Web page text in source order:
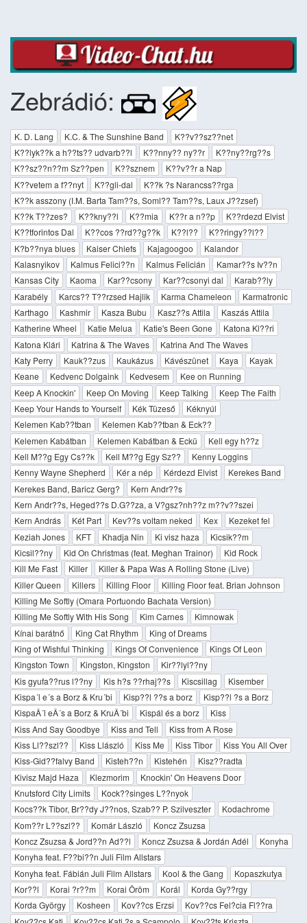
Zebrádió:
K. D. Lang K.C. & The Sunshine Band
K??v??sz??net
K??lyk??k a h??ts?? udvarb??l
K??nny?? ny??r
K??ny??rg??s
K??sz??n??m Sz??pen
K??sznem
K??v??r a Nap
K??vetem a f??nyt
K??gli-dal
K??k ?s Narancss??rga
K??k asszony (I.M. Barta Tam??s, Soml?? Tam??s, Laux J??zsef)
K??k T??zes?
K??kny??l K??mia K??r a n??p
K??rdezd Elvist
K??tforintos Dal
K??cos ??rd??g??k K??l??
K??ringy??l??
K?b??nya blues
Kaiser Chiefs Kajagoogoo
Kalandor
Kalasnyikov
Kalmus Felici??n Kalmus Felicián
Kamar??s Iv??n
Kansas City
Kaoma Kar??csony Kar??csonyi dal
Karab??ly
Karabély
Karcs?? T??rzsed Hajlik Karma Chameleon
Karmatronic
Karthago
Kashmir Kasza Bubu Kasz??s Attila
Kaszás Attila
Katherine Wheel
Katie Melua Katie's Been Gone
Katona Kl??ri
Katona Klári
Katrina & The Waves
Katrina And The Waves
Katy Perry
Kauk??zus Kaukázus Kávészünet Kaya
Kayak
Keane
Kedvenc Dolgaink Kedvesem
Kee on Running
Keep A Knockin'
Keep On Moving Keep Talking
Keep The Faith
Keep Your Hands to Yourself
Kék Tüzeső
Kéknyúl
Kelemen Kab??tban
Kelemen Kab??tban & Eck??
Kelemen Kabátban
Kelemen Kabátban & Eckü
Kell egy h??z
Kell M??g Egy Cs??k
Kell M??g Egy Sz??
Kenny Loggins
Kenny Wayne Shepherd
Kér a nép Kérdezd Elvist
Kerekes Band
Kerekes Band, Baricz Gerg?
Kern Andr??s
Kern Andr??s, Heged??s D.G??za, a V?­gsz?­nh??z m??v??szei
Kern András
Két Part Kev??s voltam neked Kex
Kezeket fel
Keziah Jones
KFT Khadja Nin Ki visz haza
Kicsik??m
Kicsil??ny
Kid On Christmas (feat. Meghan Trainor)
Kid Rock
Kill Me Fast
Killer
Killer & Papa Was A Rolling Stone (Live)
Killer Queen
Killers Killing Floor
Killing Floor feat. Brian Johnson
Killing Me Softly (Omara Portuondo Bachata Version)
Killing Me Softly With His Song
Kim Carnes
Kimnowak
Kínai barátnő
King Cat Rhythm
King of Dreams
King of Wishful Thinking
Kings Of Convenience
Kings Of Leon
Kingston Town
Kingston, Kingston
Kir??lyl??ny
Kis gyufa??rus l??ny
Kis h?s ??rhaj??s Kiscsillag
Kisember
Kispa´l e´s a Borz & Kru´bi
Kisp??l ??s a borz
Kisp??l ?s a Borz
KispaÂ´l eÂ´s a Borz & KruÂ´bi
Kispál és a borz
Kiss
Kiss And Say Goodbye
Kiss and Tell
Kiss from A Rose
Kiss Ll??szl??
Kiss Llászló Kiss Me Kiss Tibor
Kiss You All Over
Kiss-Gid??falvy Band
Kisteh??n Kistehén
Kisz??radta
Kivisz Majd Haza
Klezmorim
Knockin' On Heavens Door
Knutsford City Limits
Kock??singes L??nyok
Kocs??k Tibor, Br??dy J??nos, Szab?? P. Szilveszter
Kodachrome
Kom??r L??szl??
Komár László
Koncz Zsuzsa
Koncz Zsuzsa & Jord??n Ad??l
Koncz Zsuzsa & Jordán Adél
Konyha
Konyha feat. F??bi??n Juli Film Allstars
Konyha feat. Fábián Juli Film Allstars
Kool & the Gang
Kopaszkutya
Kor??l
Korai ?r??m Korai Öröm Korál
Korda Gy??rgy
Korda György
Kosheen Kov??cs Erzsi
Kov??cs Fel?­cia Fl??ra